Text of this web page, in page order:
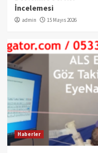
İncelemesi
admin 15 Mayıs 2026
Haberler